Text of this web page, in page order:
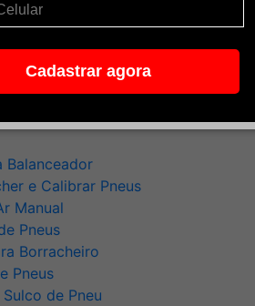
Cadastrar agora
Válvula
(Oxido de Alumínio)
Balanceador
e Calibrar Pneus
Manual
Pneus
Borracheiro
Pneus
de Pneu